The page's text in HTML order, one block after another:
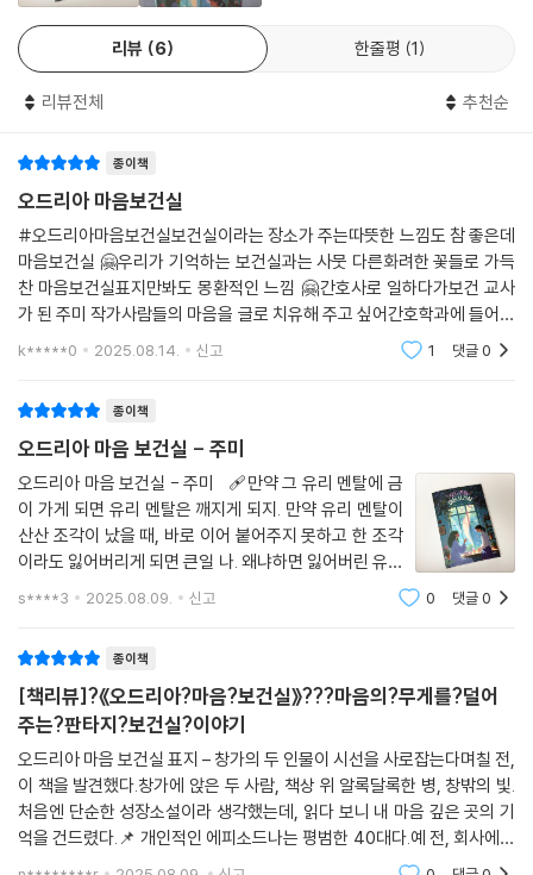
리뷰 6 한줄평 1
리뷰전체 추천순
종이책
오드리아 마음보건실
#오드리아마음보건실보건실이라는 장소가 주는따뜻한 느낌도 참 좋은데
마음보건실 🤗우리가 기억하는 보건실과는 사뭇 다른화려한 꽃들로 가득
찬 마음보건실표지만봐도 몽환적인 느낌 🤗간호사로 일하다가보건 교사
가 된 주미 작가사람들의 마음을 글로 치유해 주고 싶어간호학과에 들어갔
고지금은 작가로 글을 쓰는 일에전념하고 있다고 한다.이 소설의 주인공은
k*****0 2025.08.14. 신고 1 댓글0
종이책
오드리아 마음 보건실 - 주미
오드리아 마음 보건실 - 주미⠀🩹만약 그 유리 멘탈에 금
이 가게 되면 유리 멘탈은 깨지게 되지. 만약 유리 멘탈이
산산 조각이 났을 때, 바로 이어 붙어주지 못하고 한 조각
이라도 잃어버리게 되면 큰일 나. 왜냐하면 잃어버린 유리
멘탈 조각들이 서로 모여 인간의 마음을 잡아먹는 [다크
s****3 2025.08.09. 신고 0 댓글0
종이책
[책리뷰]?《오드리아?마음?보건실》???마음의?무게를?덜어
주는?판타지?보건실?이야기
오드리아 마음 보건실 표지 – 창가의 두 인물이 시선을 사로잡는다며칠 전,
이 책을 발견했다.창가에 앉은 두 사람, 책상 위 알록달록한 병, 창밖의 빛.
처음엔 단순한 성장소설이라 생각했는데, 읽다 보니 내 마음 깊은 곳의 기
억을 건드렸다.📌 개인적인 에피소드나는 평범한 40대다.예 전, 회사에서
몇 달 동안 준비한 프로젝트가 무산되면서 팀 전체가 기운을 잃었던 적이